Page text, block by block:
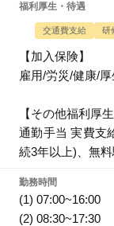
福利厚生・待遇
交通費支給 研
【加入保険】
雇用/労災/健康/厚
【その他福利厚生
通勤手当 実費支
続3年以上)、無
勤務時間
(1) 07:00~16:00
(2) 08:30~17:30